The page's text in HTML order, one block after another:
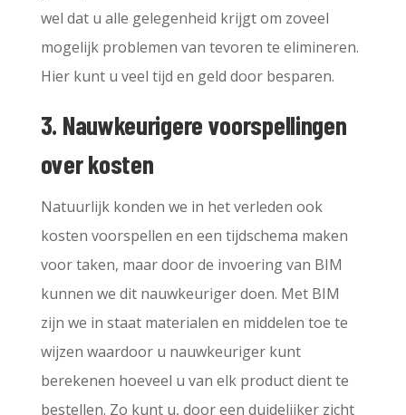
wel dat u alle gelegenheid krijgt om zoveel
mogelijk problemen van tevoren te elimineren.
Hier kunt u veel tijd en geld door besparen.
3. Nauwkeurigere voorspellingen
over kosten
Natuurlijk konden we in het verleden ook
kosten voorspellen en een tijdschema maken
voor taken, maar door de invoering van BIM
kunnen we dit nauwkeuriger doen. Met BIM
zijn we in staat materialen en middelen toe te
wijzen waardoor u nauwkeuriger kunt
berekenen hoeveel u van elk product dient te
bestellen. Zo kunt u, door een duidelijker zicht